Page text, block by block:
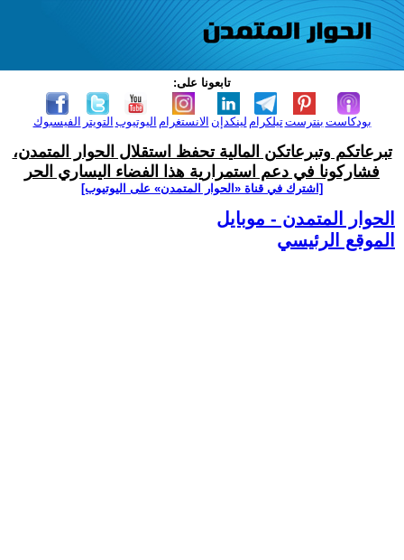
تابعونا على:
الفيسبوك التويتر اليوتيوب الانستغرام لينكدإن تيلكرامبنترست بودكاست
تبرعاتكم وتبرعاتكن المالية تحفظ استقلال الحوار المتمدن،
فشاركونا في دعم استمرارية هذا الفضاء اليساري الحر
[اشترك في قناة ‫«الحوار المتمدن» على اليوتيوب]
الحوار المتمدن - موبايل
الموقع الرئيسي